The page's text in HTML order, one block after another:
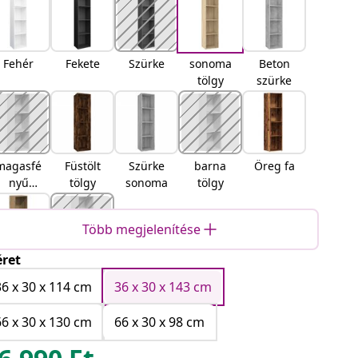
Fehér Fekete Szürke
sonoma
tölgy
Beton
szürke
nyű
szürke
Füstölt
tölgy
Szürke
sonoma
barna
tölgy
Öreg fa
s tölgy
Musta
tammi
Több megjelenítése
x 30 x 114 cm
36 x 30 x 143 cm
x 30 x 130 cm
66 x 30 x 98 cm